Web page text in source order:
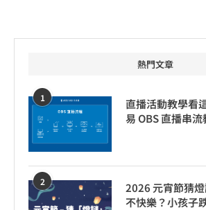
熱門文章
1
直播活動教學看
易 OBS 直播串流
2
2026 元宵節猜
不快樂？小孩子